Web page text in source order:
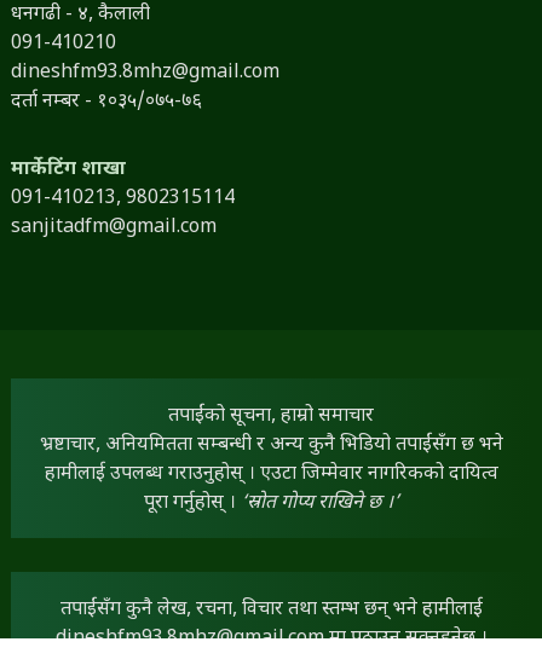
धनगढी - ४, कैलाली
091-410210
dineshfm93.8mhz@gmail.com
दर्ता नम्बर - १०३५/०७५-७६
मार्केटिंग शाखा
091-410213, 9802315114
sanjitadfm@gmail.com
तपाईंको सूचना, हाम्रो समाचार
भ्रष्टाचार, अनियमितता सम्बन्धी र अन्य कुनै भिडियो तपाईंसँग छ भने
हामीलाई उपलब्ध गराउनुहोस् । एउटा जिम्मेवार नागरिकको दायित्व
पूरा गर्नुहोस् । ‘स्रोत गोप्य राखिने छ ।’
तपाईंसँग कुनै लेख, रचना, विचार तथा स्तम्भ छन् भने हामीलाई
dineshfm93.8mhz@gmail.comमा पठाउन सक्नुहुनेछ ।